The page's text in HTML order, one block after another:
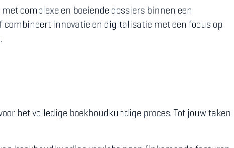
complexe en boeiende dossiers binnen een
combineert innovatie en digitalisatie met een focus op
het volledige boekhoudkundige proces. Tot jouw taken